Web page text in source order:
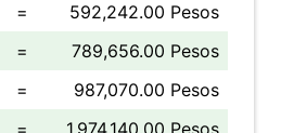
=
592,242.00 Pesos
=
789,656.00 Pesos
=
987,070.00 Pesos
=
1,974,140.00 Pesos